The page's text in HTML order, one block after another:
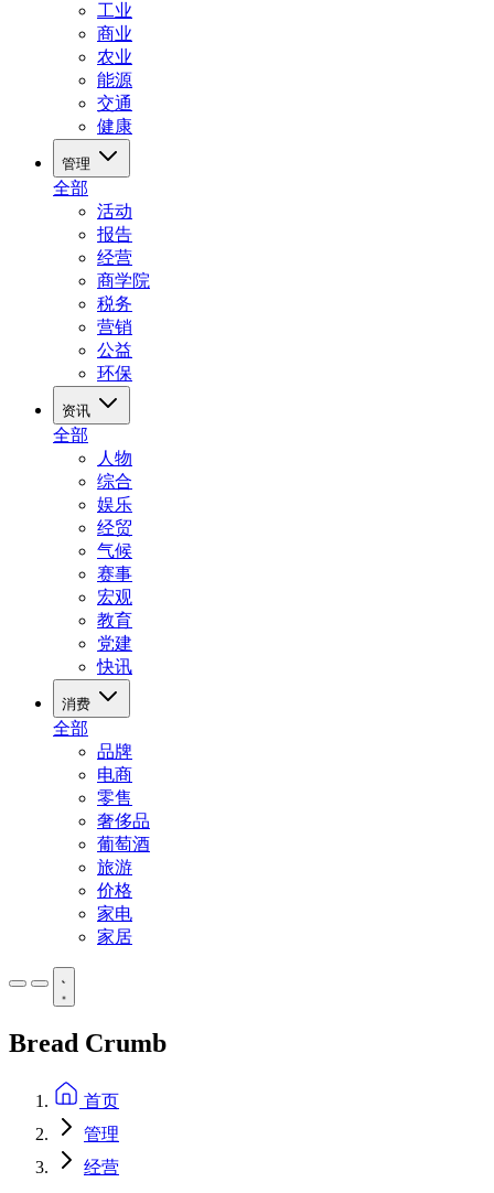
工业
商业
农业
能源
交通
健康
管理
全部
活动
报告
经营
商学院
税务
营销
公益
环保
资讯
全部
人物
综合
娱乐
经贸
气候
赛事
宏观
教育
党建
快讯
消费
全部
品牌
电商
零售
奢侈品
葡萄酒
旅游
价格
家电
家居
Bread Crumb
首页
管理
经营